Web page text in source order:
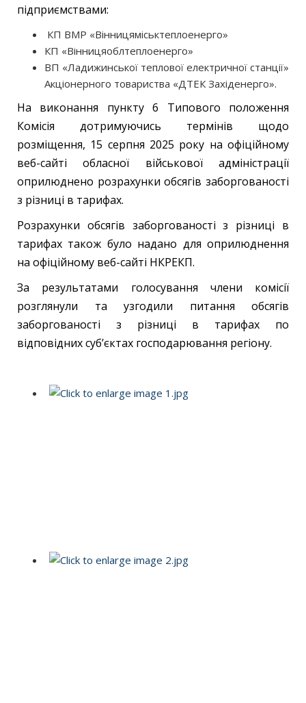
підприємствами:
КП ВМР «Вінницяміськтеплоенерго»
КП «Вінницяоблтеплоенерго»
ВП «Ладижинської теплової електричної станції»
Акціонерного товариства «ДТЕК Західенерго».
На виконання пункту 6 Типового положення
Комісія дотримуючись термінів щодо
розміщення, 15 серпня 2025 року на офіційному
веб-сайті обласної військової адміністрації
оприлюднено розрахунки обсягів заборгованості
з різниці в тарифах.
Розрахунки обсягів заборгованості з різниці в
тарифах також було надано для оприлюднення
на офіційному веб-сайті НКРЕКП.
За результатами голосування члени комісії
розглянули та узгодили питання обсягів
заборгованості з різниці в тарифах по
відповідних суб’єктах господарювання регіону.